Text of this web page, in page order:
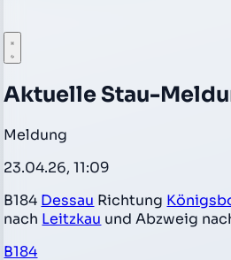
Aktuelle Stau-
Meldung
23.04.26, 11:09
B184 Dessau Richtung
nach Leitzkau und Abzweig
B184